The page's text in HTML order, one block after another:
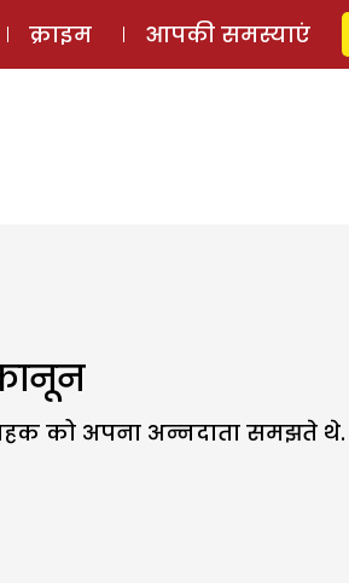
स्टोरी लॉग इन ⚲
क्राइम आपकी समस्याएं
को अपना अन्नदाता समझते थे.